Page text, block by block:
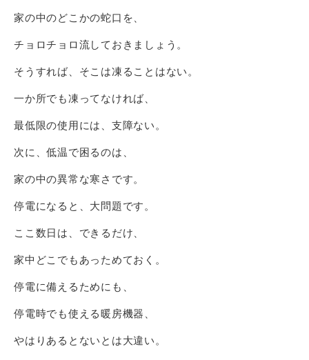
家の中のどこかの蛇口を、
チョロチョロ流しておきましょう。
そうすれば、そこは凍ることはない。
一か所でも凍ってなければ、
最低限の使用には、支障ない。
次に、低温で困るのは、
家の中の異常な寒さです。
停電になると、大問題です。
ここ数日は、できるだけ、
家中どこでもあっためておく。
停電に備えるためにも、
停電時でも使える暖房機器、
やはりあるとないとは大違い。